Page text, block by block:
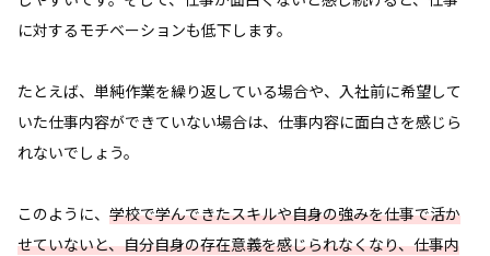
に対するモチベーションも低下します。
たとえば、単純作業を繰り返している場合や、入社前に希望して
いた仕事内容ができていない場合は、仕事内容に面白さを感じら
れないでしょう。
このように、 学校で学んできたスキルや自身の強みを仕事で活か
せていないと、自分自身の存在意義を感じられなくなり、仕事内